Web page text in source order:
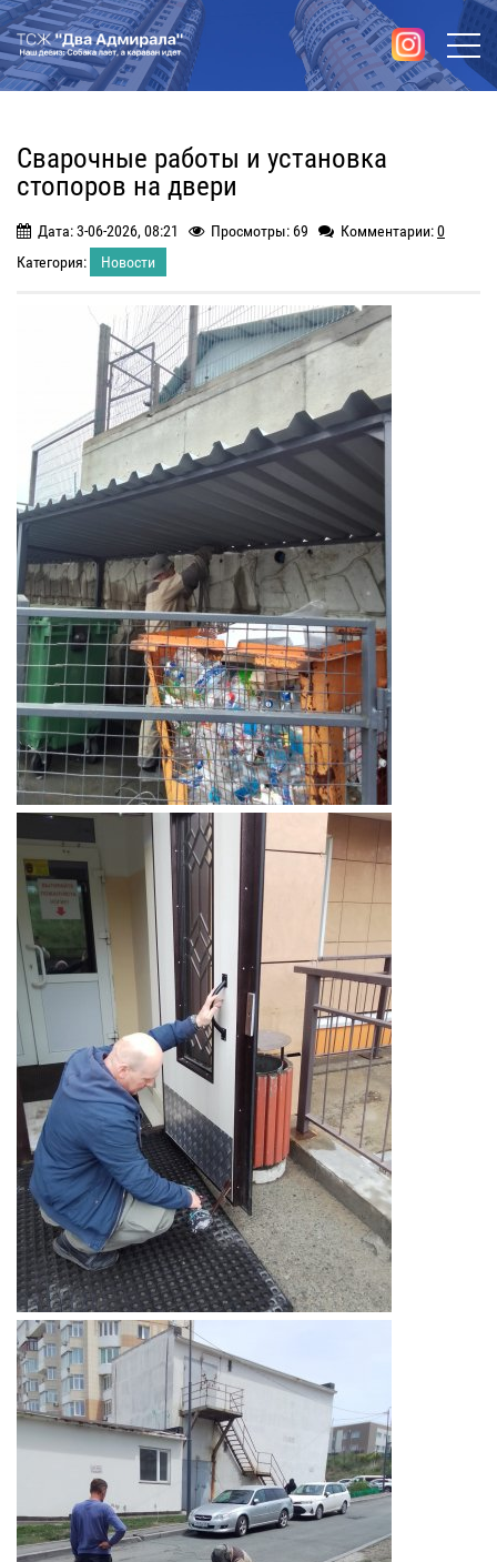
Сварочные работы и установка
стопоров на двери
Дата: 3-06-2026, 08:21 Просмотры: 69 Комментарии:0
Категория:
Новости